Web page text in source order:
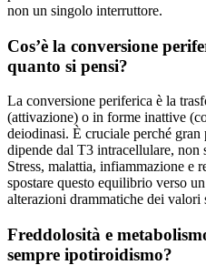
non un singolo interruttore.
Cos’è la conversione
quanto si pensi?
La conversione periferica è la
(attivazione) o in forme inattive
deiodinasi. È cruciale perché gran
dipende dal T3 intracellulare, non
Stress, malattia, infiammazione e
spostare questo equilibrio verso
alterazioni drammatiche dei valori
Freddolosità e
sempre ipotiroidismo?